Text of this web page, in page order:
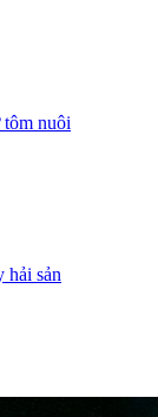
tôm nuôi
hải sản